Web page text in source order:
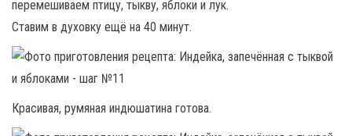
перемешиваем птицу, тыкву, яблоки и лук.
Ставим в духовку ещё на 40 минут.
Красивая, румяная индюшатина готова.